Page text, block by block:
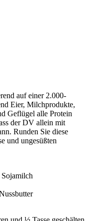
auf einer 2.000-
Eier, Milchprodukte,
Geflügel alle Protein
der DV allein mit
Runden Sie diese
und ungesüßten